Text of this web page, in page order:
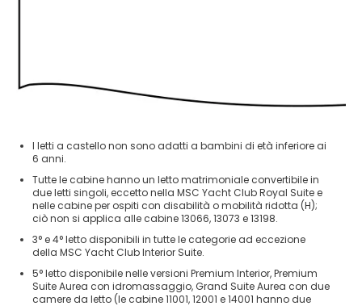
I letti a castello non sono adatti a bambini di età inferiore ai
6 anni.
Tutte le cabine hanno un letto matrimoniale convertibile in
due letti singoli, eccetto nella MSC Yacht Club Royal Suite e
nelle cabine per ospiti con disabilità o mobilità ridotta (H);
ciò non si applica alle cabine 13066, 13073 e 13198.
3° e 4° letto disponibili in tutte le categorie ad eccezione
della MSC Yacht Club Interior Suite.
5° letto disponibile nelle versioni Premium Interior, Premium
Suite Aurea con idromassaggio, Grand Suite Aurea con due
camere da letto (le cabine 11001, 12001 e 14001 hanno due